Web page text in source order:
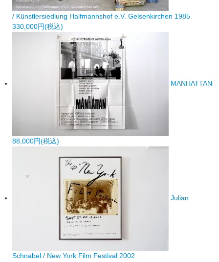
/ Künstlersiedlung Halfmannshof e.V. Gelsenkirchen 1985
330,000円(税込)
MANHATTAN
88,000円(税込)
Julian
Schnabel / New York Film Festival 2002